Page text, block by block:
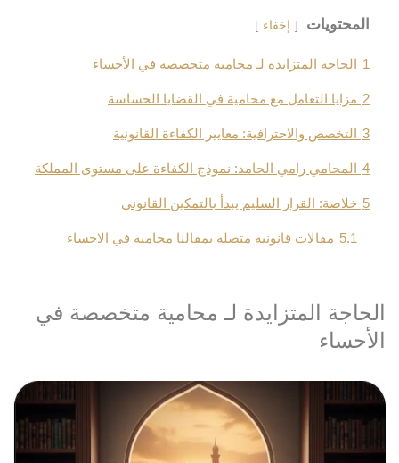
المحتويات إخفاء
1 الحاجة المتزايدة لـ محامية متخصصة في الأحساء
2 مزايا التعامل مع محامية في القضايا الحساسة
3 التخصص والاحترافية: معايير الكفاءة القانونية
4 المحامي رامي الحامد: نموذج الكفاءة على مستوى المملكة
5 خلاصة: القرار السليم يبدأ بالتمكين القانوني
5.1 مقالات قانونية متصلة بمقالنا محامية في الاحساء
الحاجة المتزايدة لـ محامية متخصصة في
الأحساء